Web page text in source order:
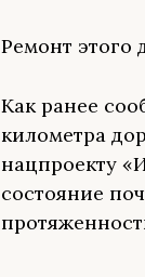
Ремонт этого
Как ранее
километра
нацпроекту
состояние